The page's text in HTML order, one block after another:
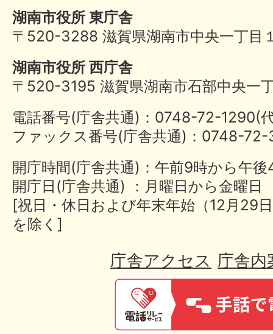
湖南市役所 東庁舎
〒520-3288 滋賀県湖南市中央一丁目
湖南市役所 西庁舎
〒520-3195 滋賀県湖南市石部中央一
電話番号(庁舎共通)：0748-72-
ファックス番号(庁舎共通)：0748-
開庁時間(庁舎共通)：午前9時から午
開庁日(庁舎共通) ：月曜日から金曜日
[祝日・休日および年末年始（12月29
を除く]
庁舎アクセス 庁舎内